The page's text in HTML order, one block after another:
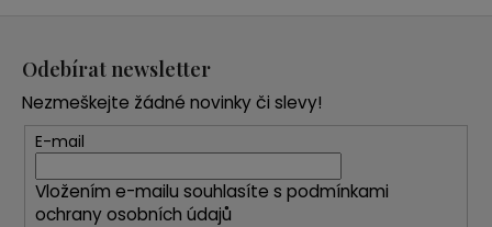
Odebírat newsletter
Nezmeškejte žádné novinky či slevy!
E-mail
Vložením e-mailu souhlasíte s podmínkami
ochrany osobních údajů